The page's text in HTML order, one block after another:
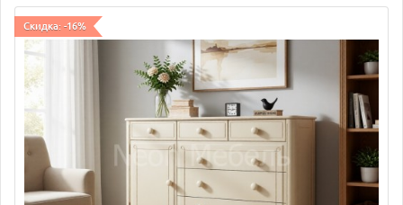
Скидка: -16%